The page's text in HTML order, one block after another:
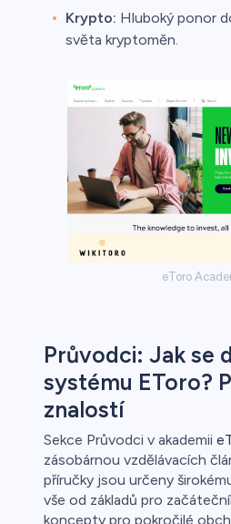
Krypto: Hluboký ponor
světa kryptoměn.
eToro
Průvodci: Jak se
systému EToro?
znalostí
Sekce Průvodci v akademii
zásobárnou vzdělávacích
příručky jsou určeny
vše od základů pro
koncepty pro pokročilé